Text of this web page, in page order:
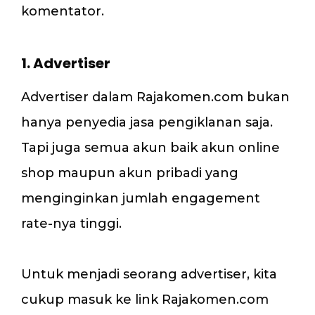
komentator.
1. Advertiser
Advertiser dalam Rajakomen.com bukan
hanya penyedia jasa pengiklanan saja.
Tapi juga semua akun baik akun online
shop maupun akun pribadi yang
menginginkan jumlah engagement
rate-nya tinggi.
Untuk menjadi seorang advertiser, kita
cukup masuk ke link Rajakomen.com